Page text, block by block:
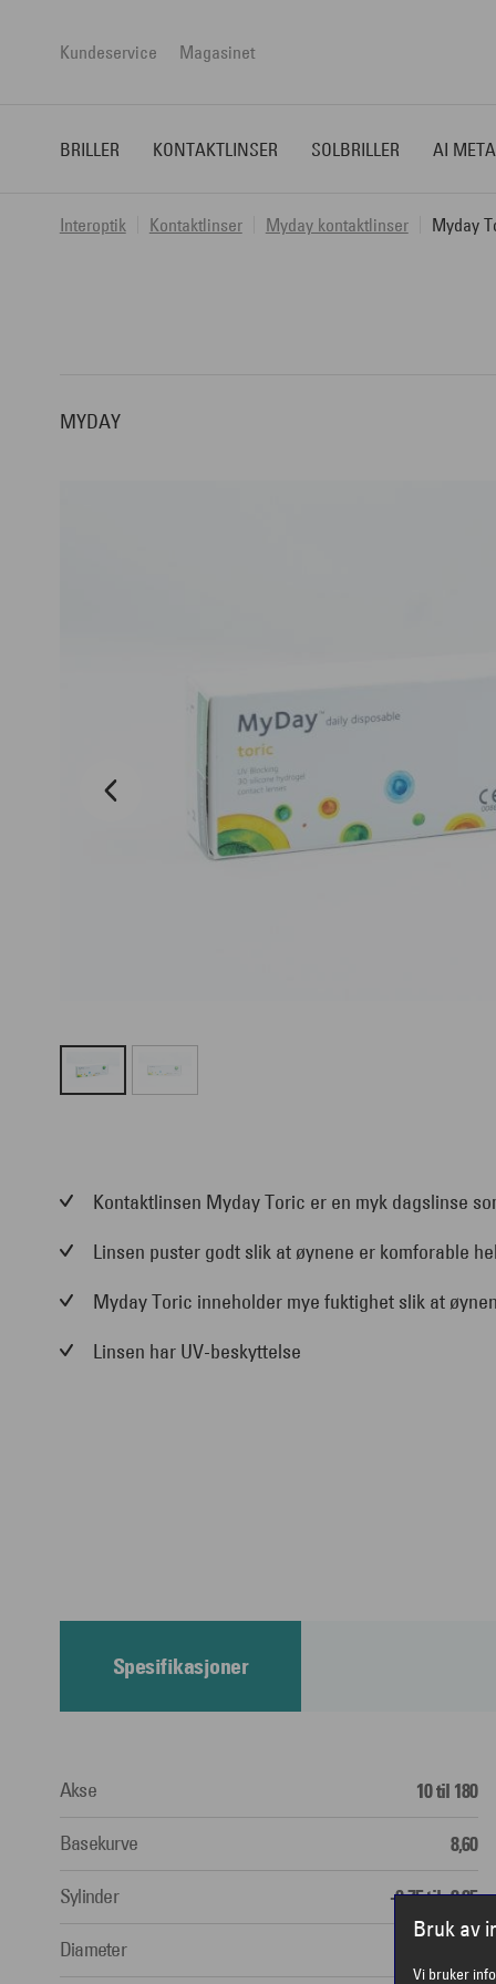
Kundeservice Magasinet
BRILLER KONTAKTLINSER SOLBRILLER AI
Interoptik Kontaktlinser Myday kontaktlinser Myday
MYDAY
Kontaktlinsen Myday Toric er en myk dagslinse
Linsen puster godt slik at øynene er komforable
Myday Toric inneholder mye fuktighet slik at
Linsen har UV-beskyttelse
Spesifikasjoner
Akse 10 til 180
Basekurve 8,60
Sylinder -0,75 til -2,25
Diameter
Bruk av
Vi bruker